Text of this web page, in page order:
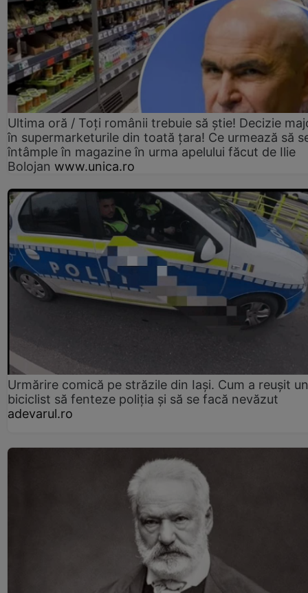
Ultima oră / Toți românii trebuie să știe! Decizie
în supermarketurile din toată țara! Ce urmează să
întâmple în magazine în urma apelului făcut de Ilie
Bolojan www.unica.ro
Urmărire comică pe străzile din Iași. Cum a reușit un
biciclist să fenteze poliția și să se facă nevăzut
adevarul.ro